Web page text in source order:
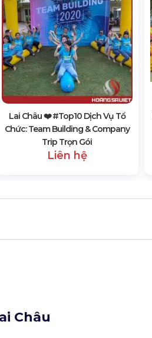
Lai Châu ❤️️ #top10 Dịch Vụ Tổ
Chức: Team Building & Company
Trip Trọn Gói
Liên hệ
Châu